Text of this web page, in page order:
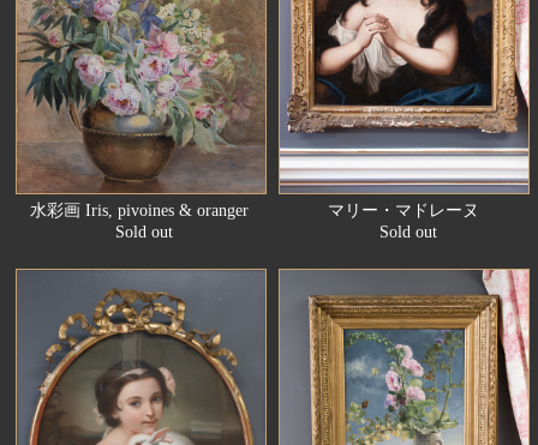
水彩画 Iris, pivoines & oranger
Sold out
マリー・マドレーヌ
Sold out